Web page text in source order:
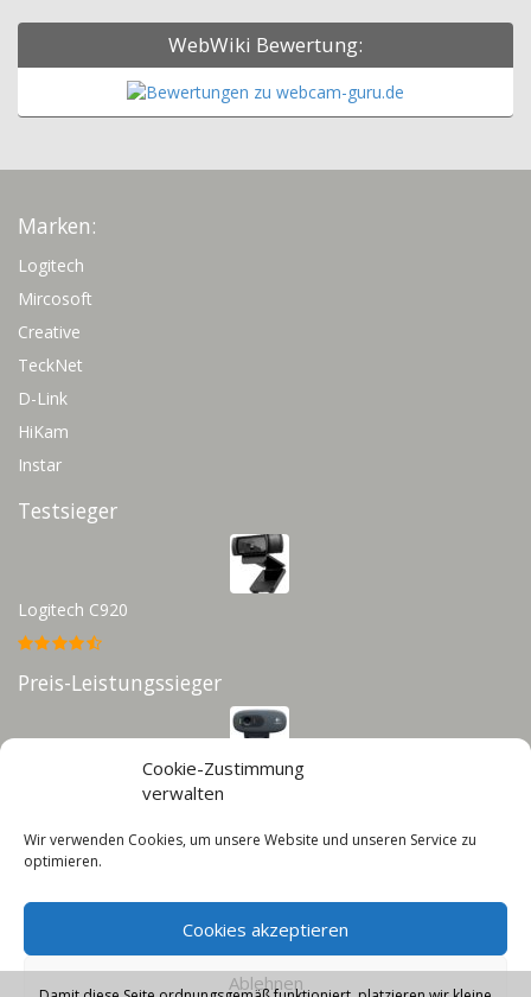
Cookie-Zustimmung
verwalten
Wir verwenden Cookies, um unsere Website und unseren Service zu
optimieren.
Cookies akzeptieren
Ablehnen
WebWiki Bewertung:
Marken:
Logitech
Mircosoft
Creative
TeckNet
D-Link
HiKam
Instar
Testsieger
Logitech C920
Preis-Leistungssieger
Infos
Cookie-Richtlinie (EU)